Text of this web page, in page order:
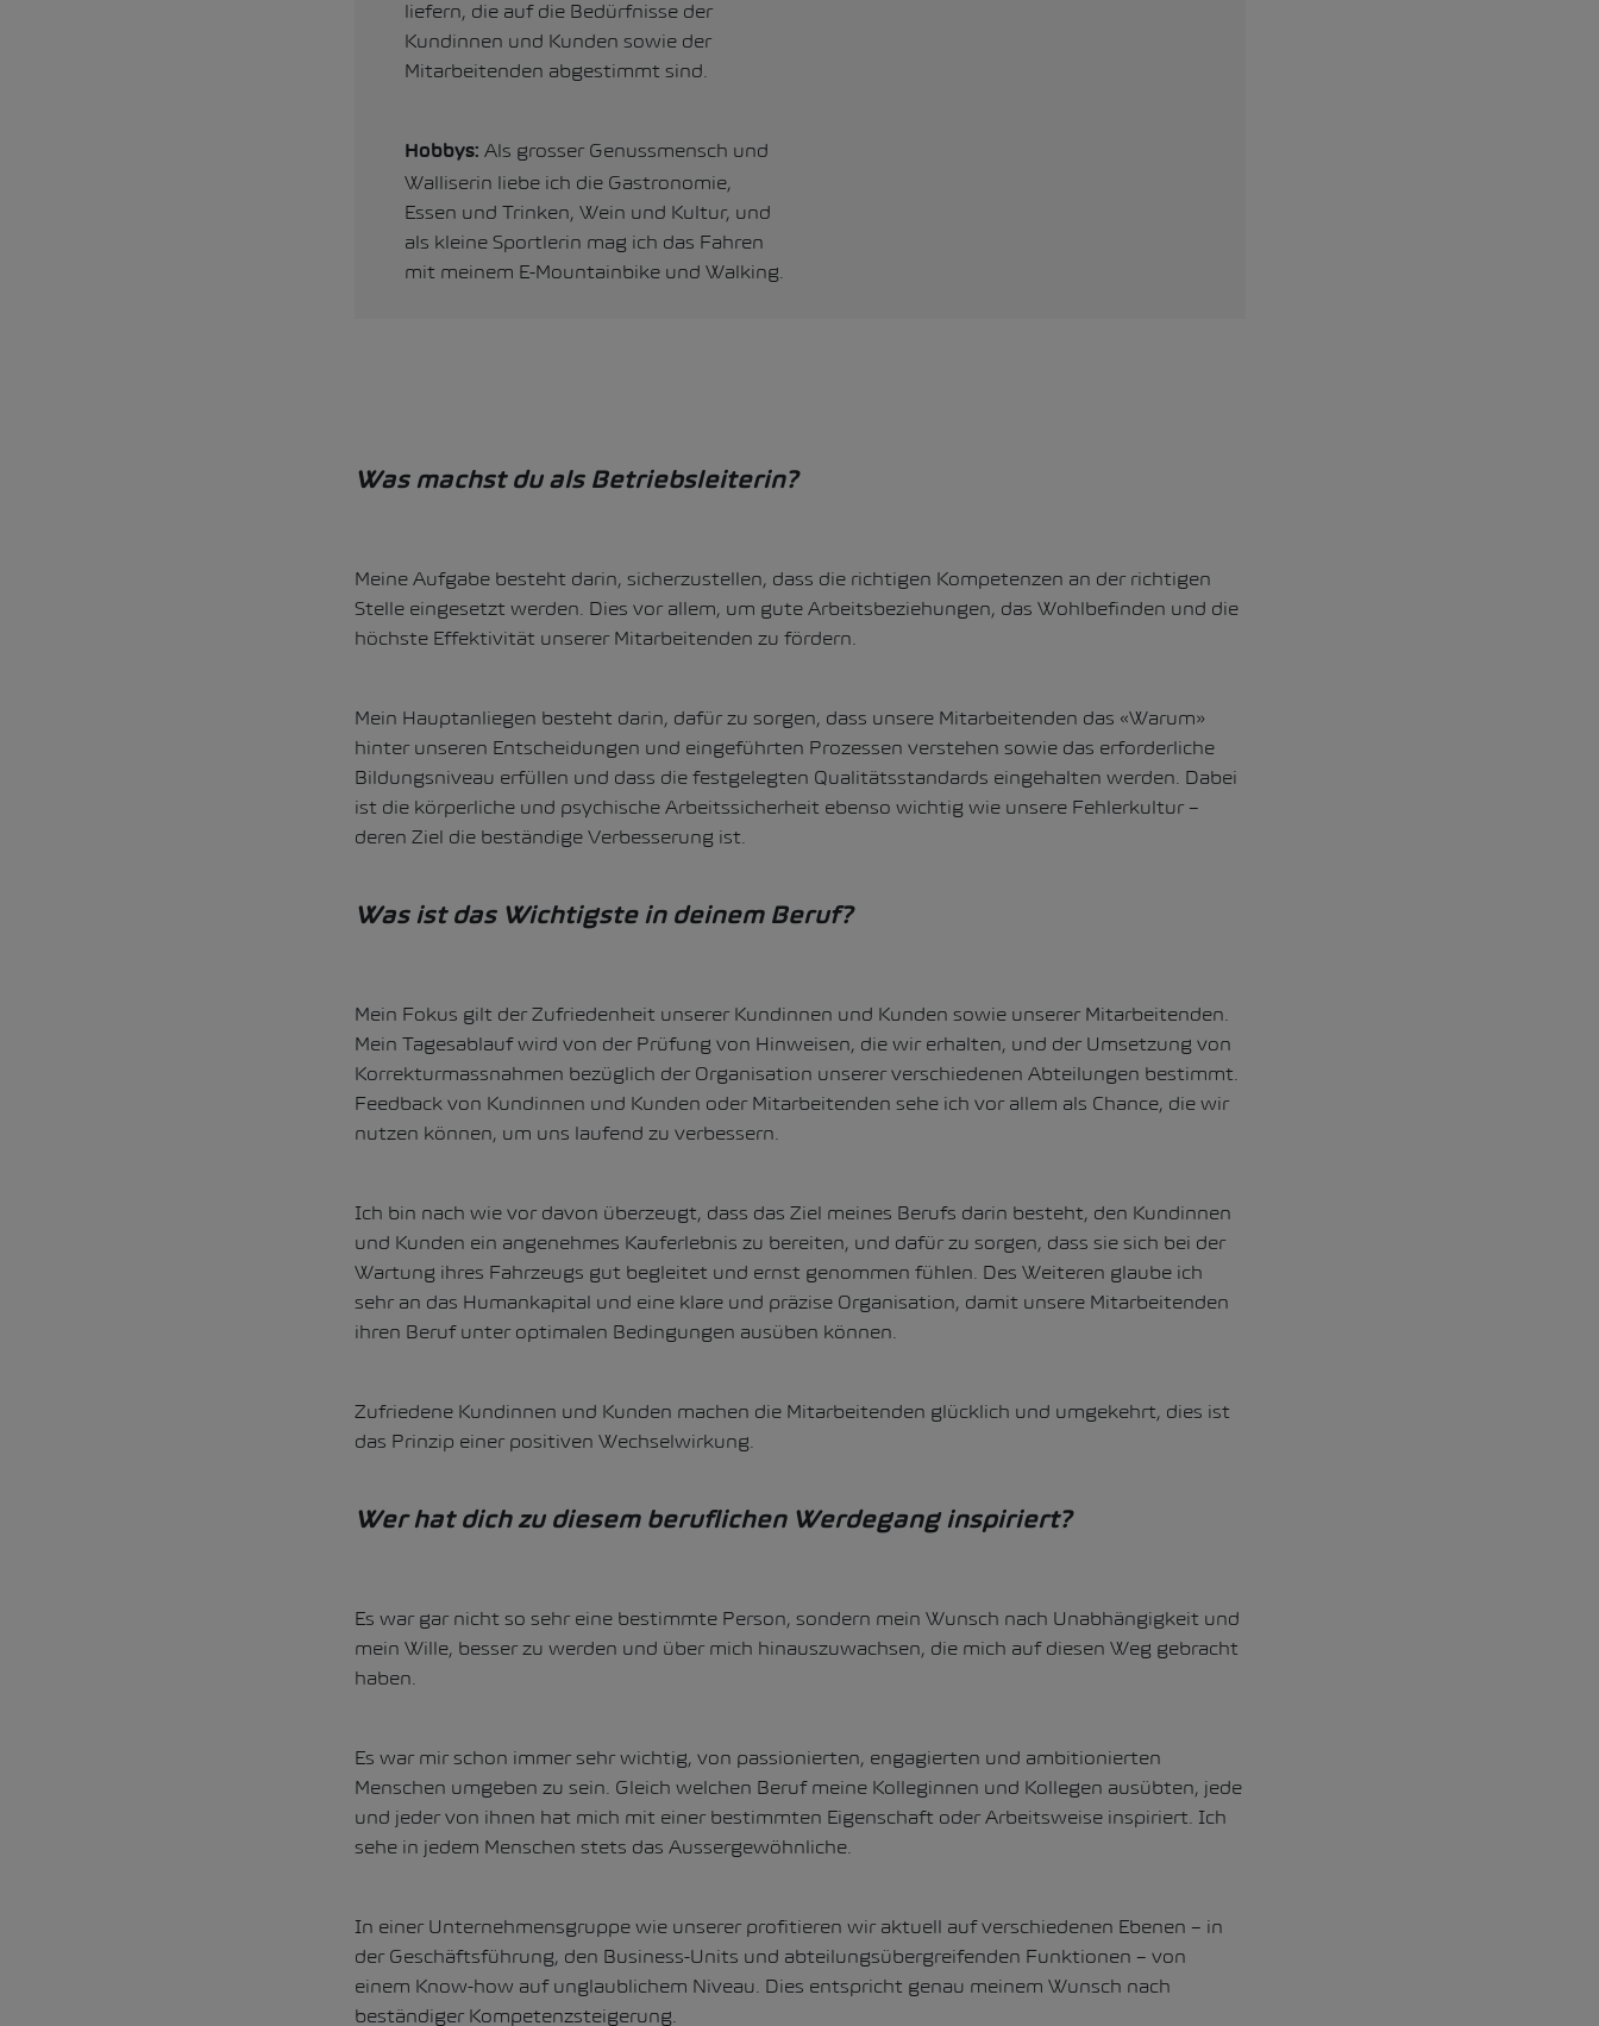
liefern, die auf die Bedürfnisse der
Kundinnen und Kunden sowie der
Mitarbeitenden abgestimmt sind.
Hobbys: Als grosser Genussmensch und
Walliserin liebe ich die Gastronomie,
Essen und Trinken, Wein und Kultur, und
als kleine Sportlerin mag ich das Fahren
mit meinem E-Mountainbike und Walking.
Was machst du als Betriebsleiterin?
Meine Aufgabe besteht darin, sicherzustellen, dass die richtigen Kompetenzen an der richtigen
Stelle eingesetzt werden. Dies vor allem, um gute Arbeitsbeziehungen, das Wohlbefinden und die
höchste Effektivität unserer Mitarbeitenden zu fördern.
Mein Hauptanliegen besteht darin, dafür zu sorgen, dass unsere Mitarbeitenden das «Warum»
hinter unseren Entscheidungen und eingeführten Prozessen verstehen sowie das erforderliche
Bildungsniveau erfüllen und dass die festgelegten Qualitätsstandards eingehalten werden. Dabei
ist die körperliche und psychische Arbeitssicherheit ebenso wichtig wie unsere Fehlerkultur –
deren Ziel die beständige Verbesserung ist.
Was ist das Wichtigste in deinem Beruf?
Mein Fokus gilt der Zufriedenheit unserer Kundinnen und Kunden sowie unserer Mitarbeitenden.
Mein Tagesablauf wird von der Prüfung von Hinweisen, die wir erhalten, und der Umsetzung von
Korrekturmassnahmen bezüglich der Organisation unserer verschiedenen Abteilungen bestimmt.
Feedback von Kundinnen und Kunden oder Mitarbeitenden sehe ich vor allem als Chance, die wir
nutzen können, um uns laufend zu verbessern.
Ich bin nach wie vor davon überzeugt, dass das Ziel meines Berufs darin besteht, den Kundinnen
und Kunden ein angenehmes Kauferlebnis zu bereiten, und dafür zu sorgen, dass sie sich bei der
Wartung ihres Fahrzeugs gut begleitet und ernst genommen fühlen. Des Weiteren glaube ich
sehr an das Humankapital und eine klare und präzise Organisation, damit unsere Mitarbeitenden
ihren Beruf unter optimalen Bedingungen ausüben können.
Zufriedene Kundinnen und Kunden machen die Mitarbeitenden glücklich und umgekehrt, dies ist
das Prinzip einer positiven Wechselwirkung.
Wer hat dich zu diesem beruflichen Werdegang inspiriert?
Es war gar nicht so sehr eine bestimmte Person, sondern mein Wunsch nach Unabhängigkeit und
mein Wille, besser zu werden und über mich hinauszuwachsen, die mich auf diesen Weg gebracht
haben.
Es war mir schon immer sehr wichtig, von passionierten, engagierten und ambitionierten
Menschen umgeben zu sein. Gleich welchen Beruf meine Kolleginnen und Kollegen ausübten, jede
und jeder von ihnen hat mich mit einer bestimmten Eigenschaft oder Arbeitsweise inspiriert. Ich
sehe in jedem Menschen stets das Aussergewöhnliche.
In einer Unternehmensgruppe wie unserer profitieren wir aktuell auf verschiedenen Ebenen – in
der Geschäftsführung, den Business-Units und abteilungsübergreifenden Funktionen – von
einem Know-how auf unglaublichem Niveau. Dies entspricht genau meinem Wunsch nach
beständiger Kompetenzsteigerung.